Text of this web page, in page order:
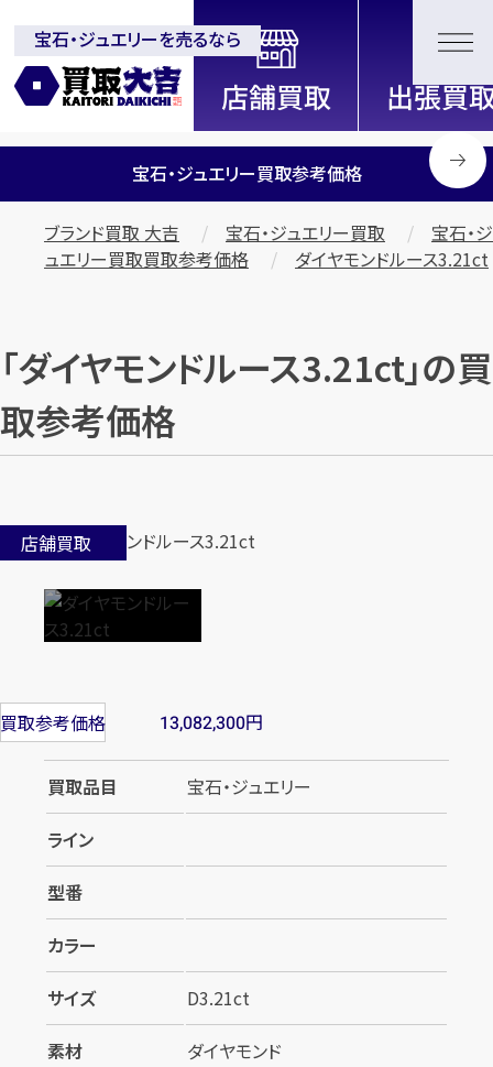
全国2200店舗以上展開中！信頼と実績の買取専門店「買取大
吉」
宝石・ジュエリーを売るなら
宝石・ジュエリー買取参考価格
ブランド買取 大吉 宝石・ジュエリー買取
宝石・ジ
ュエリー買取買取参考価格
ダイヤモンドルース3.21ct
「ダイヤモンドルース3.21ct」の買
取参考価格
店舗買取
買取参考価格 13,082,300円
買取品目
宝石・ジュエリー
ライン
型番
カラー
サイズ
D3.21ct
素材
ダイヤモンド